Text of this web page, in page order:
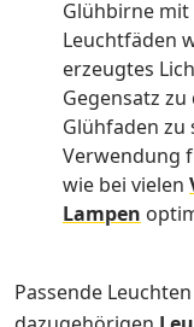
Glühbirne mit
Leuchtfäden
erzeugtes
Gegensatz
Glühfaden zu
Verwendung
wie bei vielen
Lampen
Passende